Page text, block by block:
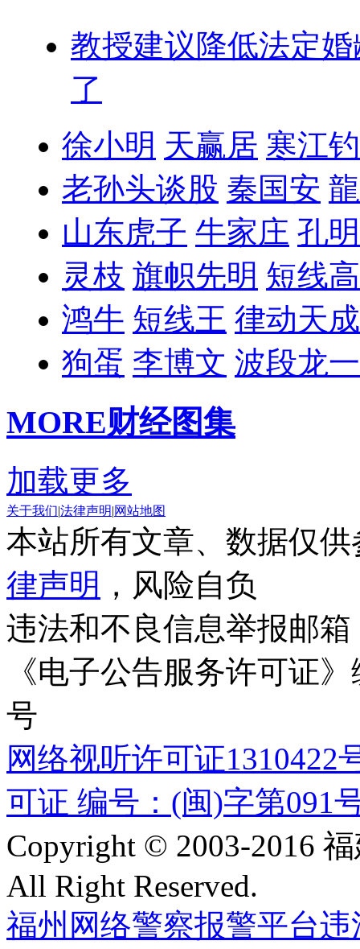
教授建议降低法定婚
了
徐小明 天赢居 寒江
老孙头谈股 秦国安
山东虎子 牛家庄 孔
灵枝 旗帜先明 短线
鸿牛 短线王 律动天成
狗蛋 李博文 波段龙一
MORE财经图集
加载更多
关于我们|法律声明|网站地图
本站所有文章、数据仅
律声明 ，风险自负
违法和不良信息举报邮箱
《电子公告服务许可证
号
网络视听许可证1310422
可证 编号：(闽)字第091
Copyright © 2003-2016
All Right Reserved.
福州网络警察报警平台违